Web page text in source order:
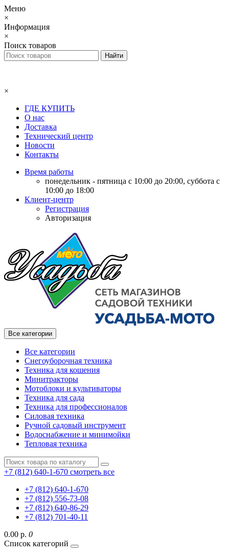
Меню
×
Информация
×
Поиск товаров
×
ГДЕ КУПИТЬ
О нас
Доставка
Технический центр
Новости
Контакты
Время работы
понедельник - пятница с 10:00 до 20:00, суббота с
10:00 до 18:00
Клиент-центр
Регистрация
Авторизация
Все категории
Все категории
Снегоуборочная техника
Техника для кошения
Минитракторы
Мотоблоки и культиваторы
Техника для сада
Техника для профессионалов
Силовая техника
Ручной садовый инструмент
Водоснабжение и минимойки
Тепловая техника
+7 (812) 640-1-670 смотреть все
+7 (812) 640-1-670
+7 (812) 556-73-08
+7 (812) 640-86-29
+7 (812) 701-40-11
0.00 р. 0
Список категорий